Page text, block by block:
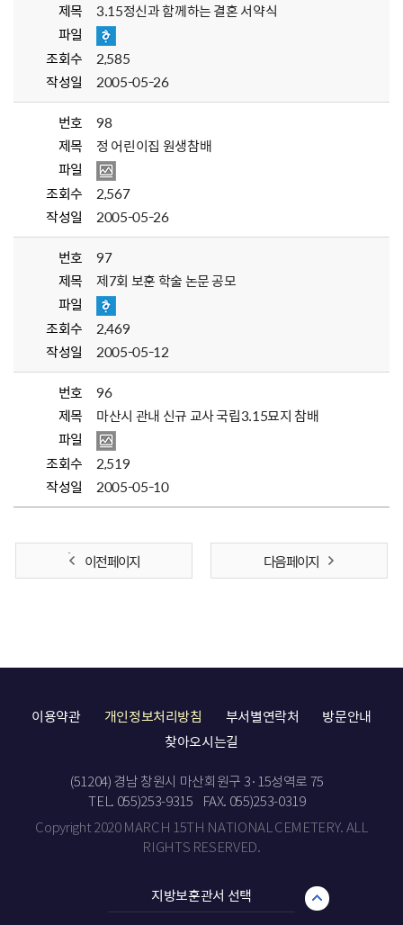
제목
3.15정신과 함께하는 결혼 서약식
파일
조회수
2,585
작성일
2005-05-26
번호
98
제목
정 어린이집 원생참배
파일
조회수
2,567
작성일
2005-05-26
번호
97
제목
제7회 보훈 학술 논문 공모
파일
조회수
2,469
작성일
2005-05-12
번호
96
제목
마산시 관내 신규 교사 국립3.15묘지 참배
파일
조회수
2,519
작성일
2005-05-10
이전 페이지 다음 페이지
이용약관 개인정보처리방침 부서별연락처
방문안내
찾아오시는길
(51204) 경남 창원시 마산회원구 3·15성역로 75
TEL. 055)253-9315
FAX. 055)253-0319
Copyright 2020 MARCH 15TH NATIONAL CEMETERY. ALL
RIGHTS RESERVED.
지방보훈관서 선택